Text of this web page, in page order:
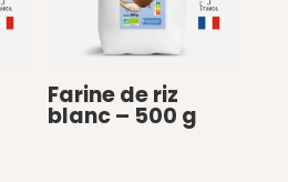
Farine de riz
blanc – 500 g